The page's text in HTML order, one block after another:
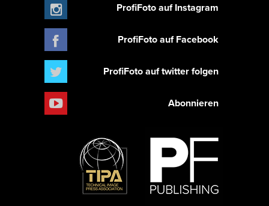
ProfiFoto auf Instagram
ProfiFoto auf Facebook
ProfiFoto auf twitter folgen
Abonnieren